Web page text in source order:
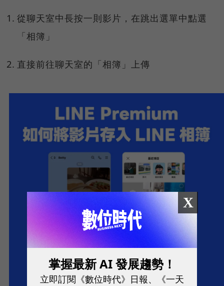
從聊天室中長按一則影片，在跳出選單中點選
「相簿」
直接前往聊天室的「相簿」上傳
X
掌握最新 AI 發展趨勢！
立即訂閱《數位時代》日報、《一天